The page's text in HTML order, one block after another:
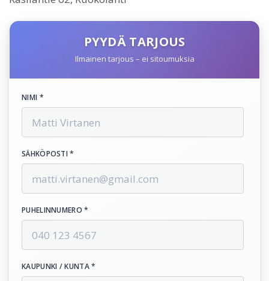
PYYDÄ TARJOUS
Ilmainen tarjous – ei sitoumuksia
NIMI *
SÄHKÖPOSTI *
PUHELINNUMERO *
KAUPUNKI / KUNTA *